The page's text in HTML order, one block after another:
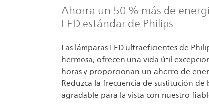
Ahorra un 50 % más de
LED estándar de Philips
Las lámparas LED ultraeficientes de
hermosa, ofrecen una vida útil
horas y proporcionan un ahorro de
Reduzca la frecuencia de sustitución
agradable para la vista con nuestro